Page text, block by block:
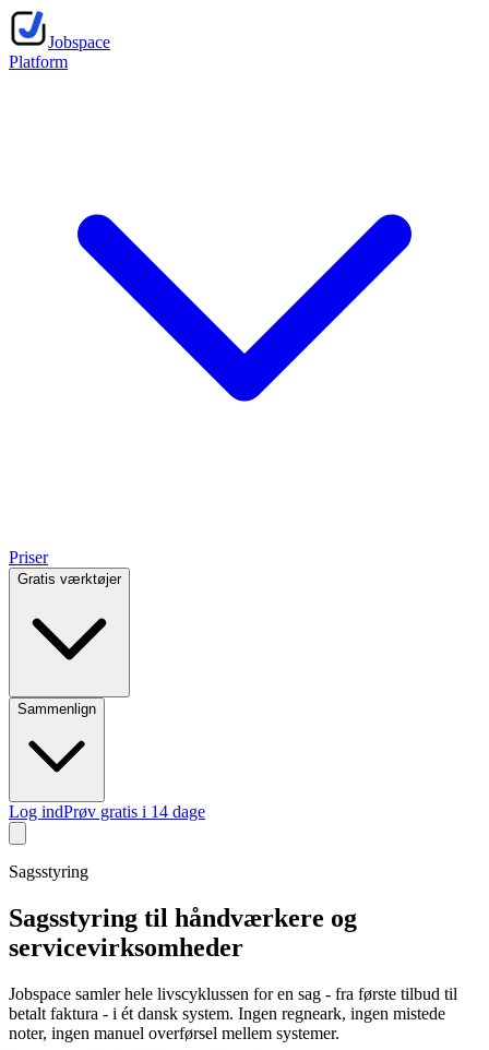
Jobspace
Platform
Priser
Gratis værktøjer
Sammenlign
Log indPrøv gratis i 14 dage
Sagsstyring
Sagsstyring til håndværkere og
servicevirksomheder
Jobspace samler hele livscyklussen for en sag - fra første tilbud til
betalt faktura - i ét dansk system. Ingen regneark, ingen mistede
noter, ingen manuel overførsel mellem systemer.